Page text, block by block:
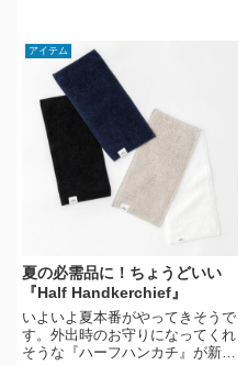
アイテム
夏の必需品に！ちょうどいい
『Half Handkerchief』
いよいよ夏本番がやってきそうで
す。外出時のお守りになってくれ
そうな『ハーフハンカチ』が新登